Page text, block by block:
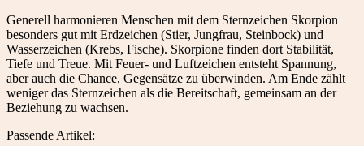
Generell harmonieren Menschen mit dem Sternzeichen Skorpion
besonders gut mit Erdzeichen (Stier, Jungfrau, Steinbock) und
Wasserzeichen (Krebs, Fische). Skorpione finden dort Stabilität,
Tiefe und Treue. Mit Feuer- und Luftzeichen entsteht Spannung,
aber auch die Chance, Gegensätze zu überwinden. Am Ende zählt
weniger das Sternzeichen als die Bereitschaft, gemeinsam an der
Beziehung zu wachsen.
Passende Artikel: